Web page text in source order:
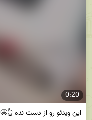
0:20
این ویدئو رو از دست نده 👆🤩